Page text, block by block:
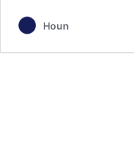
Houn